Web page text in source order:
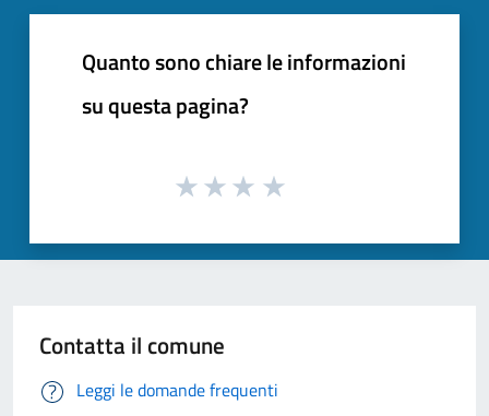
Quanto sono chiare le informazioni
su questa pagina?
Contatta il comune
Leggi le domande frequenti